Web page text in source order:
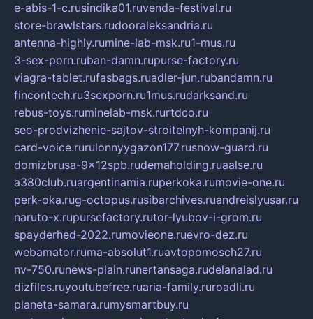
e-abis-1-c.rusindika01.ruvenda-festival.ru
store-brawlstars.rudooraleksandria.ru
antenna-highly.rumine-lab-msk.ru1-mus.ru
3-sex-porn.ruban-damn.rupurse-factory.ru
viagra-tablet.rufasbags.ruadler-jun.rubandamn.ru
fincontech.ru3sexporn.ru1mus.rudarksand.ru
rebus-toys.ruminelab-msk.rurtdco.ru
seo-prodvizhenie-sajtov-stroitelnyh-kompanij.ru
card-voice.rurulonnyygazon177.rusnow-guard.ru
domizbrusa-9x12spb.rudemaholding.ruaalse.ru
a380club.ruargentinamia.ruperkoka.rumovie-one.ru
perk-oka.rug-octopus.rusibarchives.ruandreislyusar.ru
naruto-x.rupursefactory.rutor-lyubov-i-grom.ru
spayderhed-2022.rumovieone.ruevro-dez.ru
webamator.ruma-absolut1.ruavtopomosch27.ru
nv-750.runews-plain.runertansaga.rudelanalad.ru
dizfiles.ruyoutubefree.ruaria-family.ruroadli.ru
planeta-samara.rumysmartbuy.ru